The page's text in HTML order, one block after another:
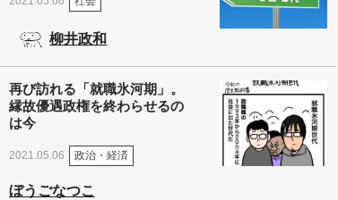
柳井政和
再び訪れる「就職氷河期」。
縁故優遇政権を終わらせるの
は今
2021.05.06 政治・経済
ぼうごなつこ